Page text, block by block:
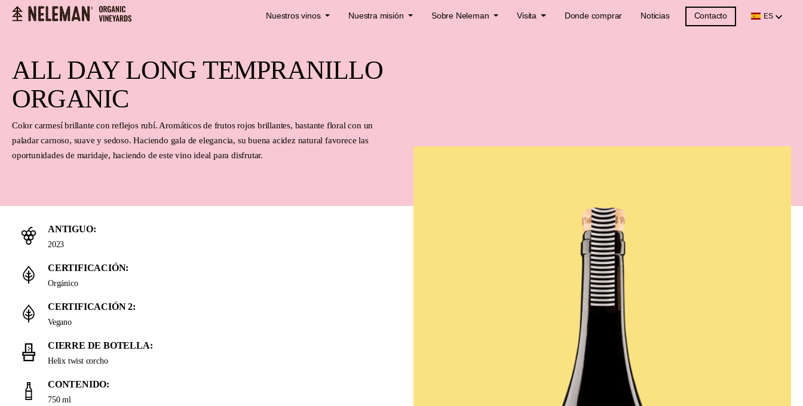
Saltar a la navegación principal Nuestros vinos Nuestra misión Sobre Neleman Visita Donde comprar Noticias Contacto ES
ALL DAY LONG TEMPRANILLO
ORGANIC
Color carmesí brillante con reflejos rubí. Aromáticos de frutos rojos brillantes, bastante floral con un
paladar carnoso, suave y sedoso. Haciendo gala de elegancia, su buena acidez natural favorece las
oportunidades de maridaje, haciendo de este vino ideal para disfrutar.
ANTIGUO:
2023
CERTIFICACIÓN:
Orgánico
CERTIFICACIÓN 2:
Vegano
CIERRE DE BOTELLA:
Helix twist corcho
CONTENIDO:
750 ml